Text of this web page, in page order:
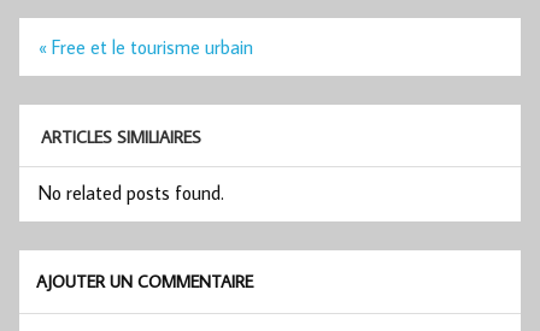
Navigation
« Free et le tourisme urbain
ARTICLES SIMILIAIRES
No related posts found.
AJOUTER UN COMMENTAIRE